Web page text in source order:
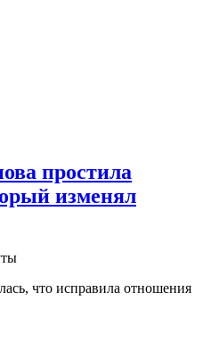
простила
изменял
что исправила отношения